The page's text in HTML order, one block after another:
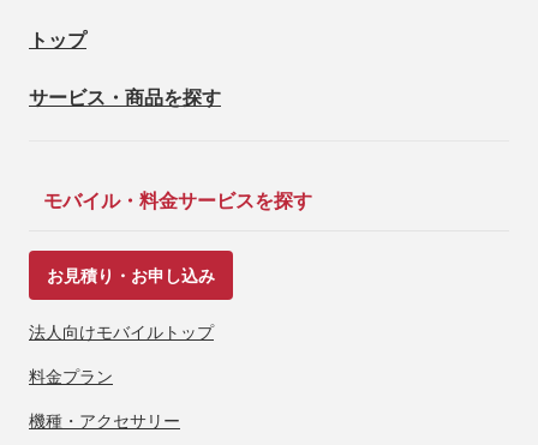
トップ
サービス・商品を探す
モバイル・料金サービスを探す
お見積り・お申し込み
法人向けモバイルトップ
料金プラン
機種・アクセサリー